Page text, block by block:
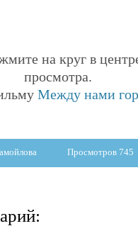
на круг в
просмотра.
Между нами
Просмотров 745